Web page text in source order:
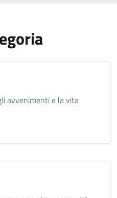
avvenimenti e la vita